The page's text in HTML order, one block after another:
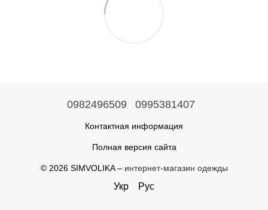
0982496509 0995381407
Контактная информация
Полная версия сайта
© 2026 SIMVOLIKA – интернет-магазин одежды
Укр Рус